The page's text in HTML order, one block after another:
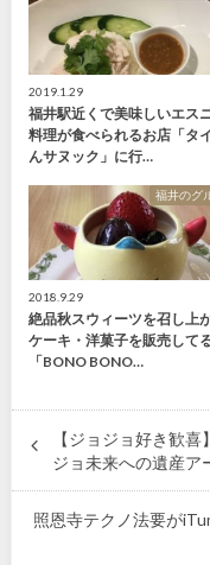
2019.1.29
福井駅近くで美味しいエス
料理が食べられるお店「タ
んサヌック」に行…
福井のグ
2018.9.29
絶品秋スウィーツを召し上
ケーキ・洋菓子を販売して
「BONO BONO…
【ジョジョ好き歓
ジョ未来への遺産ア
照恩寺テクノ法要が